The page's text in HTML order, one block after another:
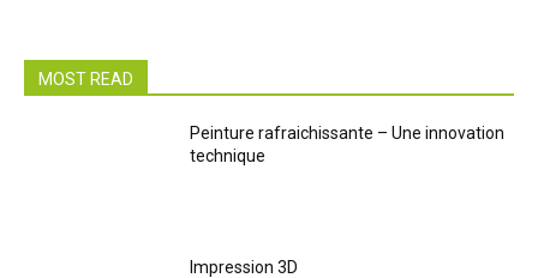
MOST READ
Peinture rafraichissante – Une innovation
technique
Impression 3D